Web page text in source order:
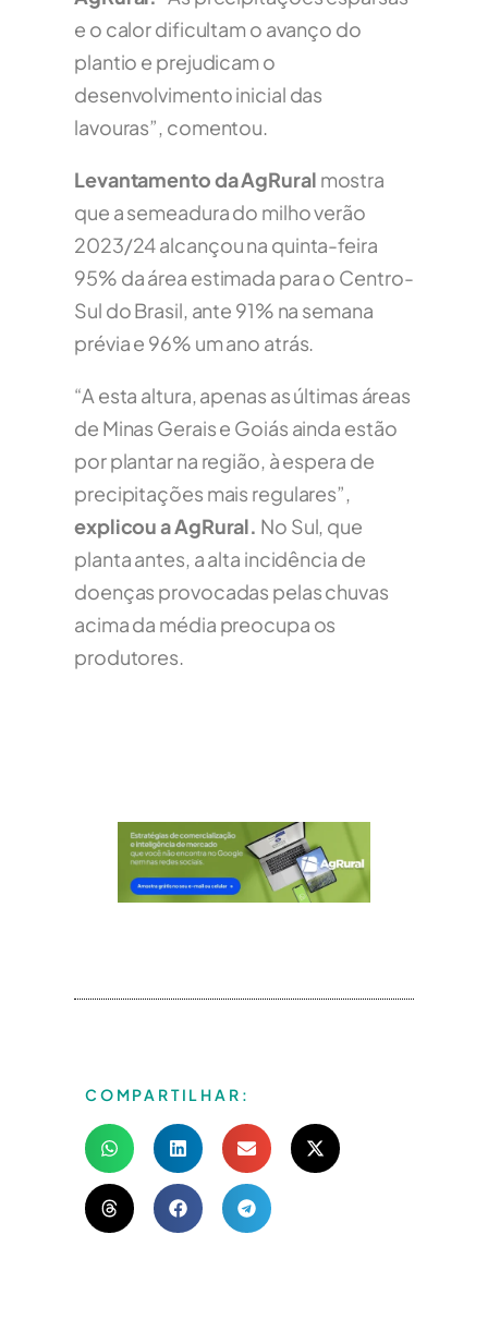
e o calor dificultam o avanço do
plantio e prejudicam o
desenvolvimento inicial das
lavouras”, comentou.
Levantamento da AgRural mostra
que a semeadura do milho verão
2023/24 alcançou na quinta-feira
95% da área estimada para o Centro-
Sul do Brasil, ante 91% na semana
prévia e 96% um ano atrás.
“A esta altura, apenas as últimas áreas
de Minas Gerais e Goiás ainda estão
por plantar na região, à espera de
precipitações mais regulares”,
explicou a AgRural. No Sul, que
planta antes, a alta incidência de
doenças provocadas pelas chuvas
acima da média preocupa os
produtores.
COMPARTILHAR: